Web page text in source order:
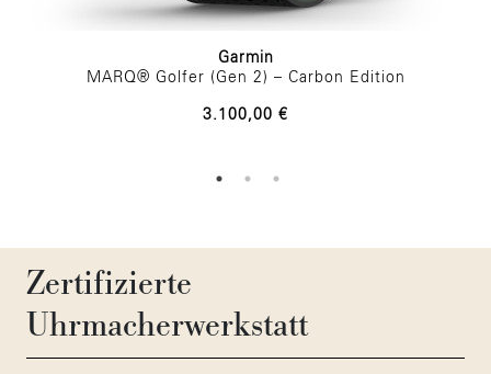
Garmin
MARQ® Golfer (Gen 2) – Carbon Edition
3.100,00 €
Zertifizierte
Uhrmacherwerkstatt